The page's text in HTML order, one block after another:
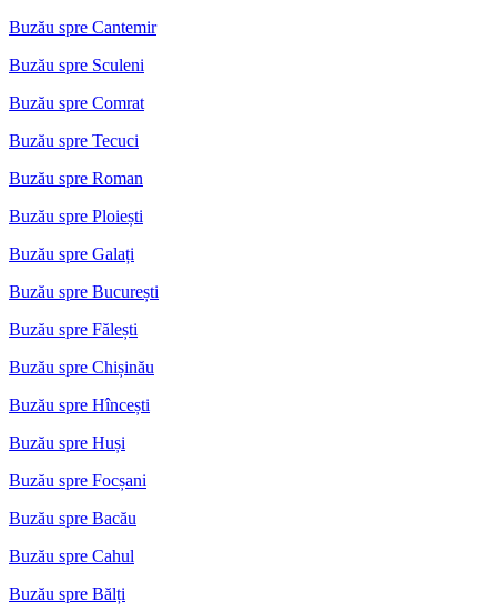
Buzău spre Cantemir
Buzău spre Sculeni
Buzău spre Comrat
Buzău spre Tecuci
Buzău spre Roman
Buzău spre Ploiești
Buzău spre Galați
Buzău spre București
Buzău spre Fălești
Buzău spre Chișinău
Buzău spre Hîncești
Buzău spre Huși
Buzău spre Focșani
Buzău spre Bacău
Buzău spre Cahul
Buzău spre Bălți